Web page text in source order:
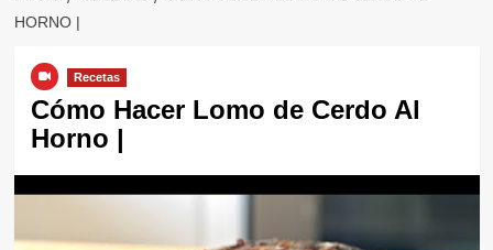
HORNO |
Recetas
Cómo Hacer Lomo de Cerdo Al
Horno |